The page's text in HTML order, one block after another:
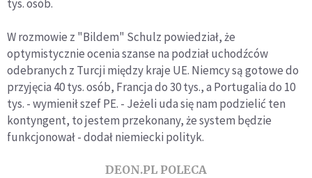
tys. osób.
W rozmowie z "Bildem" Schulz powiedział, że
optymistycznie ocenia szanse na podział uchodźców
odebranych z Turcji między kraje UE. Niemcy są gotowe do
przyjęcia 40 tys. osób, Francja do 30 tys., a Portugalia do 10
tys. - wymienił szef PE. - Jeżeli uda się nam podzielić ten
kontyngent, to jestem przekonany, że system będzie
funkcjonował - dodał niemiecki polityk.
DEON.PL POLECA